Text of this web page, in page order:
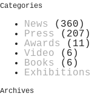
Categories
News
(360)
Press
(207)
Awards
(11)
Video (6)
Books
(6)
Exhibitions
Archives